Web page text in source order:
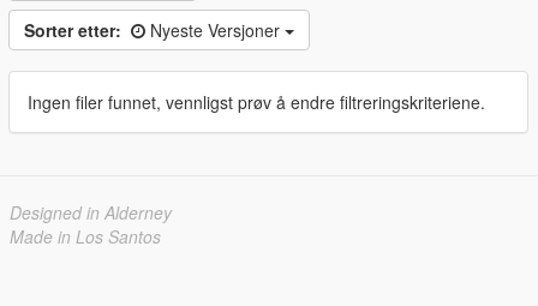
Sorter etter: Nyeste Versjoner
Ingen filer funnet, vennligst prøv å endre filtreringskriteriene.
Designed in Alderney
Made in Los Santos